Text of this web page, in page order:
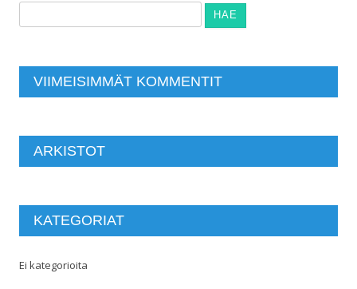
VIIMEISIMMÄT KOMMENTIT
ARKISTOT
KATEGORIAT
Ei kategorioita